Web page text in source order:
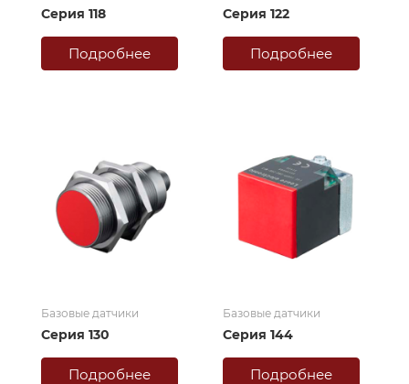
Серия 118
Подробнее
Серия 122
Подробнее
Базовые датчики
Серия 130
Подробнее
Базовые датчики
Серия 144
Подробнее